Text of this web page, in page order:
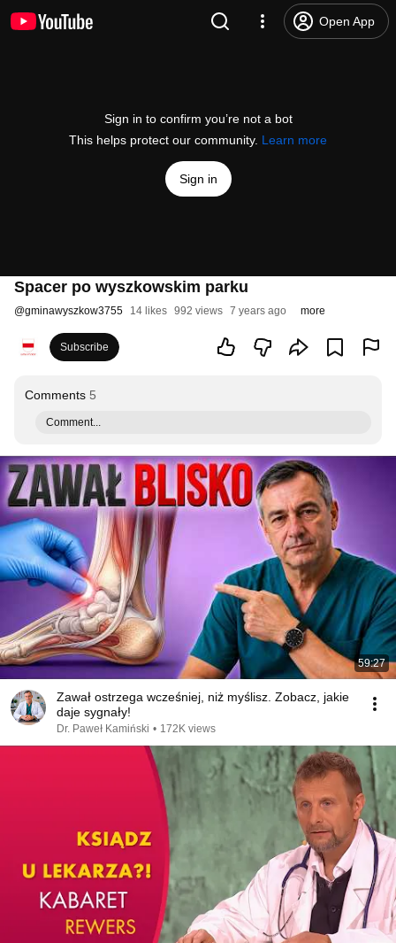
Open App
Sign in to confirm you’re not a bot
This helps protect our community. Learn more
Sign in
Spacer po wyszkowskim parku
@gminawyszkow3755 14 likes 992 views 7 years ago more
Subscribe
Comments 5
Comment...
59:27
Zawał ostrzega wcześniej, niż myślisz. Zobacz, jakie
daje sygnały!
Dr. Paweł Kamiński • 172K views